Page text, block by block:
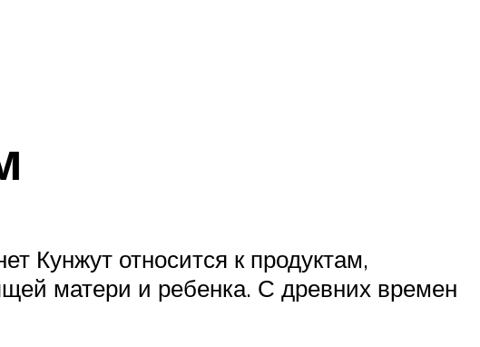
Кунжут относится к продуктам,
матери и ребенка. С древних времен